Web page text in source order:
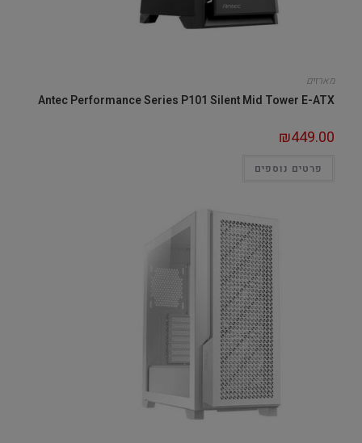
מארזים
Antec Performance Series P101 Silent Mid Tower E-ATX
₪449.00
פרטים נוספים